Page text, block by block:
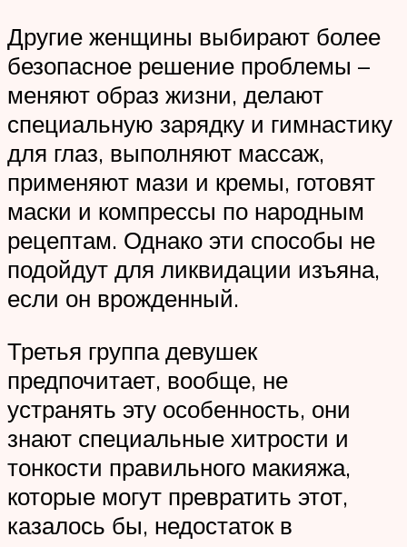
Другие женщины выбирают более
безопасное решение проблемы –
меняют образ жизни, делают
специальную зарядку и гимнастику
для глаз, выполняют массаж,
применяют мази и кремы, готовят
маски и компрессы по народным
рецептам. Однако эти способы не
подойдут для ликвидации изъяна,
если он врожденный.
Третья группа девушек
предпочитает, вообще, не
устранять эту особенность, они
знают специальные хитрости и
тонкости правильного макияжа,
которые могут превратить этот,
казалось бы, недостаток в